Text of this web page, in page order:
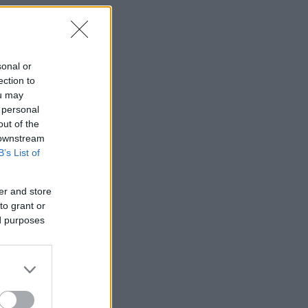
or
to
may
of the
List of
and store
grant or
purposes